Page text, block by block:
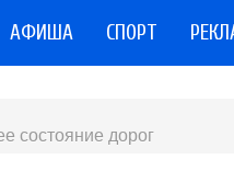
АФИША СПОРТ
состояние дорог